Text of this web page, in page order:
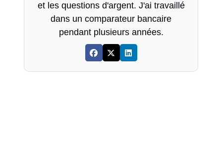
et les questions d'argent. J'ai travaillé
dans un comparateur bancaire
pendant plusieurs années.